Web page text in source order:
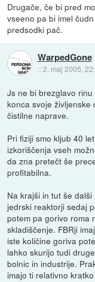
Drugače, če bi pred
vseeno pa bi imel
predsodki pač.
WarpedGone
::2. maj 2005,
Js ne bi brezglavo
konca svoje življenske
čistilne naprave.
Pri fiziji smo kljub 40
izkoriščenja vseh
da zna pretečt še
profitabilna.
Na krajši in tut še
jedrski reaktorji sedaj
potem pa gorivo roma
skladiščenje. FBRji
iste količine goriva
lahko skurijo tudi
bolnic in industrije.
imajo ti relativno